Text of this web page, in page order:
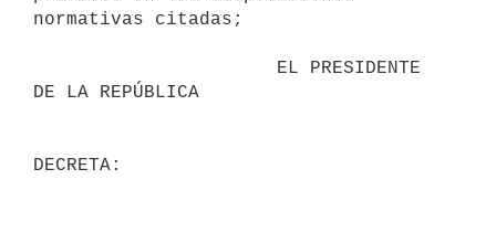
normativas citadas;
DE LA REPÚBLICA